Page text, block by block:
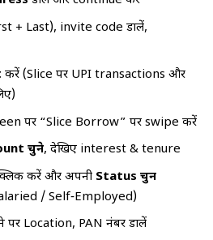
+ Last), invite code डालें,
करें (Slice पर UPI transactions और
पर “Slice Borrow” पर swipe करें
चुने, देखिए interest & tenure
करें और अपनी Status चुनें
/ Self‑Employed)
पर Location, PAN नंबर डालें